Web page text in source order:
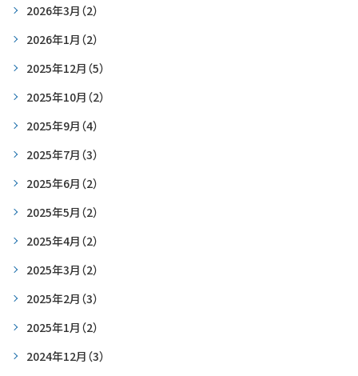
2026年3月 （2）
2026年1月 （2）
2025年12月 （5）
2025年10月 （2）
2025年9月 （4）
2025年7月 （3）
2025年6月 （2）
2025年5月 （2）
2025年4月 （2）
2025年3月 （2）
2025年2月 （3）
2025年1月 （2）
2024年12月 （3）